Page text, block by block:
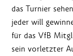
das Turnier
jeder will
für das VfB
sein vorletzter